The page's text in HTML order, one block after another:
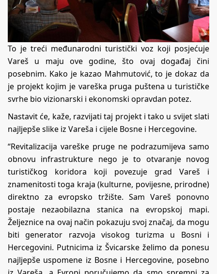
To je treći međunarodni turistički voz koji posjećuje
Vareš u maju ove godine, što ovaj događaj čini
posebnim. Kako je kazao Mahmutović, to je dokaz da
je projekt kojim je vareška pruga puštena u turističke
svrhe bio vizionarski i ekonomski opravdan potez.
Nastavit će, kaže, razvijati taj projekt i tako u svijet slati
najljepše slike iz Vareša i cijele Bosne i Hercegovine.
“Revitalizacija vareške pruge ne podrazumijeva samo
obnovu infrastrukture nego je to otvaranje novog
turističkog koridora koji povezuje grad Vareš i
znamenitosti toga kraja (kulturne, povijesne, prirodne)
direktno za evropsko tržište. Sam Vareš ponovno
postaje nezaobilazna stanica na evropskoj mapi.
Željeznice na ovaj način pokazuju svoj značaj, da mogu
biti generator razvoja visokog turizma u Bosni i
Hercegovini. Putnicima iz Švicarske želimo da ponesu
najljepše uspomene iz Bosne i Hercegovine, posebno